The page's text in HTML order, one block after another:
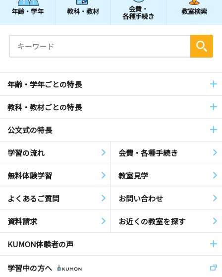
年齢・学年 教科・教材 会費・
各種手続き
教室検索
年齢・学年ごとの特長
教科・教材ごとの特長
公文式の特長
学習の流れ 会費・各種手続き
無料体験学習 教室見学
よくあるご質問 お問い合わせ
資料請求 お近くの教室を探す
KUMON体験者の声
学習中の方へ